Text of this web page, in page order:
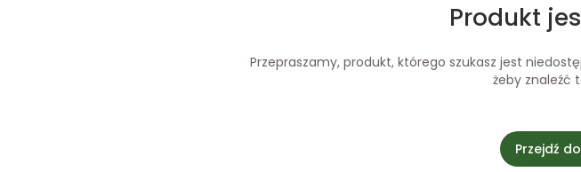
Produkt
Przepraszamy, produkt, którego szukasz jest
żeby znaleźć
Przejdź